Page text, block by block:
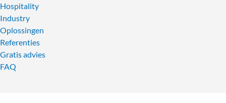
Hospitality
Industry
Oplossingen
Referenties
Gratis advies
FAQ